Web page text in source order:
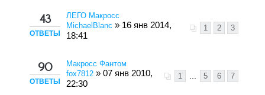
43
ОТВЕТЫ
ЛЕГО Макросс
1
2 3
MichaelBlanc » 16 янв 2014,
18:41
90
ОТВЕТЫ
Макросс Фантом
1
... 5 6 7
fox7812 » 07 янв 2010,
22:30